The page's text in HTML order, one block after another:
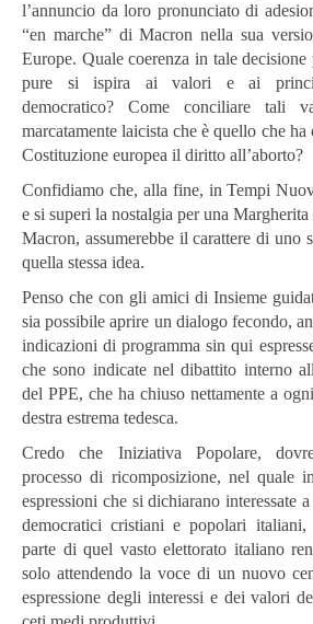
l’annuncio da loro pronunciato di
“en marche” di Macron nella sua
Europe. Quale coerenza in tale
pure si ispira ai valori e ai
democratico? Come conciliare tali
marcatamente laicista che è quello che
Costituzione europea il diritto all’aborto?
Confidiamo che, alla fine, in Tempi
e si superi la nostalgia per una
Macron, assumerebbe il carattere di uno
quella stessa idea.
Penso che con gli amici di Insieme
sia possibile aprire un dialogo fecondo,
indicazioni di programma sin qui
che sono indicate nel dibattito interno
del PPE, che ha chiuso nettamente a
destra estrema tedesca.
Credo che Iniziativa Popolare,
processo di ricomposizione, nel quale
espressioni che si dichiarano interessate
democratici cristiani e popolari
parte di quel vasto elettorato italiano
solo attendendo la voce di un nuovo
espressione degli interessi e dei valori